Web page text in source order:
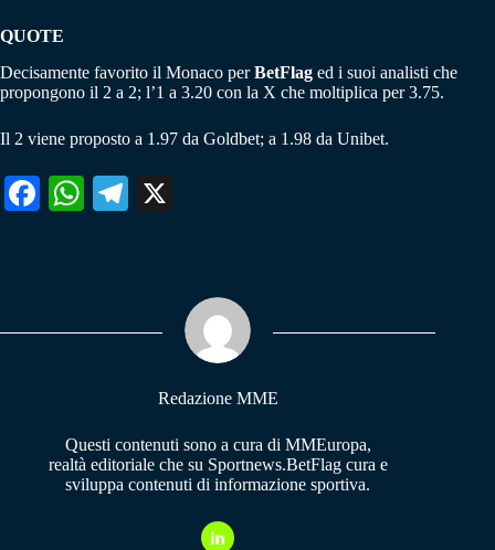
QUOTE
Decisamente favorito il Monaco perBetFlag ed i suoi analisti che
propongono il 2 a 2; l’1 a 3.20 con la X che moltiplica per 3.75.
Il 2 viene proposto a 1.97 da Goldbet; a 1.98 da Unibet.
Fa W
pp
Te
m
Redazione MME
Questi contenuti sono a cura di MMEuropa,
realtà editoriale che su Sportnews.BetFlag cura e
sviluppa contenuti di informazione sportiva.